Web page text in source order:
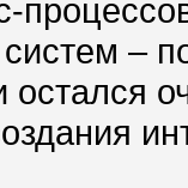
–
остался